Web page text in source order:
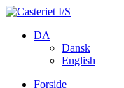
DA
Dansk
English
Forside